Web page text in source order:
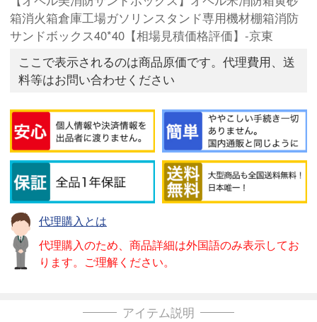
箱消火箱倉庫工場ガソリンスタンド専用機材棚箱消防
サンドボックス40*40【相場見積価格評価】-京東
ここで表示されるのは商品原価です。代理費用、送
料等はお問い合わせください
代理購入とは
代理購入のため、商品詳細は外国語のみ表示してお
ります。ご理解ください。
アイテム説明